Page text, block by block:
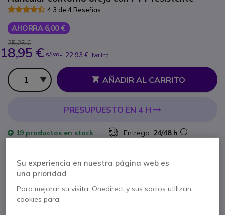
4.3 de 4 Reseñas
AHORRA 6,00 €
25,25 €
18,95 € s/Iva- 22,93 € Iva incl.
Cantidad
AÑADIR AL CARRITO
PRESUPUESTO EN 4 H
19 productos en stock Entrega: 24/48 h
2 años de garantíadel fabricante
Paga en 3 pagos de
Su experiencia en nuestra página web es
una prioridad
Para mejorar su visita, Onedirect y sus socios utilizan
cookies para: